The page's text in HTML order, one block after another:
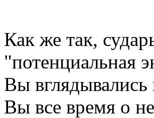
Как же так,
"потенциальная
Вы
Вы все время о